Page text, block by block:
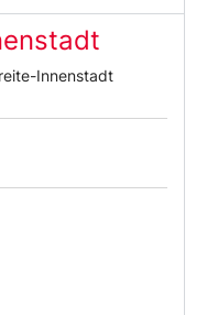
Innenstadt